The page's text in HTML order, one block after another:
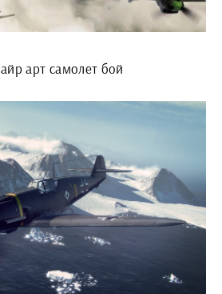
арт самолет бой